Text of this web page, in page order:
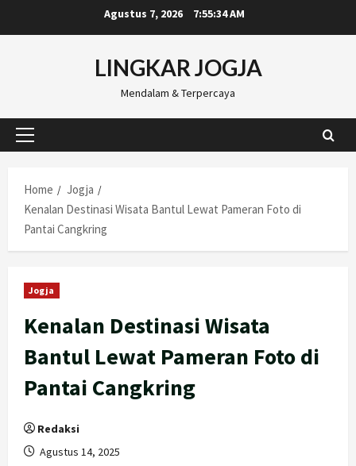
to
Agustus 7, 2026 7:55:35 AM
LINGKAR JOGJA
Mendalam & Terpercaya
Primary
Home
Jogja
Kenalan Destinasi Wisata Bantul Lewat Pameran Foto di
Pantai Cangkring
Jogja
Kenalan Destinasi Wisata
Bantul Lewat Pameran Foto di
Pantai Cangkring
Redaksi
Agustus 14, 2025